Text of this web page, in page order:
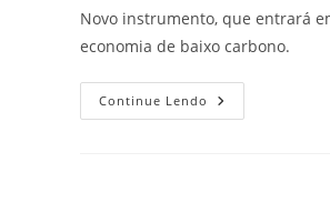
Novo instrumento, que entrará
economia de baixo carbono.
Continue Lendo